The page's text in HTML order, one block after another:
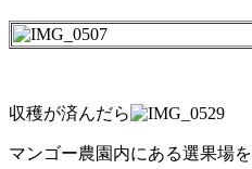
収穫が済んだら
マンゴー農園内にある選果場を